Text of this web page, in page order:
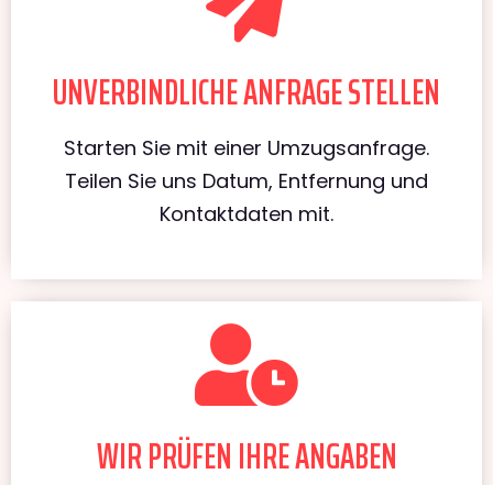
UNVERBINDLICHE ANFRAGE STELLEN
Starten Sie mit einer Umzugsanfrage.
Teilen Sie uns Datum, Entfernung und
Kontaktdaten mit.
WIR PRÜFEN IHRE ANGABEN